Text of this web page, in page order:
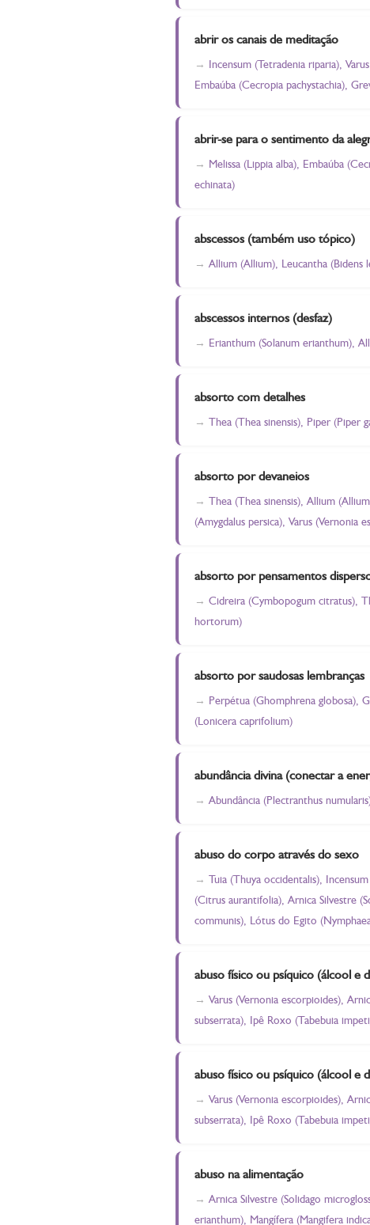
abrir os canais de meditação
Incensum (Tetradenia riparia),
Embaúba (Cecropia pachystachia),
abrir-se para o sentimento da
Melissa (Lippia alba), Embaúba
echinata)
abscessos (também uso tópico)
Allium (Allium), Leucantha (Bidens
abscessos internos (desfaz)
Erianthum (Solanum erianthum),
absorto com detalhes
Thea (Thea sinensis), Piper (Piper
absorto por devaneios
Thea (Thea sinensis), Allium
(Amygdalus persica), Varus (Vernonia
absorto por pensamentos
Cidreira (Cymbopogum citratus),
hortorum)
absorto por saudosas lembranças
Perpétua (Ghomphrena globosa),
(Lonicera caprifolium)
abundância divina (conectar a
Abundância (Plectranthus
abuso do corpo através do sexo
Tuia (Thuya occidentalis),
(Citrus aurantifolia), Arnica Silvestre
communis), Lótus do Egito
abuso físico ou psíquico (álcool e
Varus (Vernonia escorpioides),
subserrata), Ipê Roxo (Tabebuia
abuso físico ou psíquico (álcool e
Varus (Vernonia escorpioides),
subserrata), Ipê Roxo (Tabebuia
abuso na alimentação
Arnica Silvestre (Solidago
erianthum), Mangífera (Mangifera